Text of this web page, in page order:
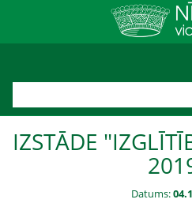
IZSTĀDE
Datums: